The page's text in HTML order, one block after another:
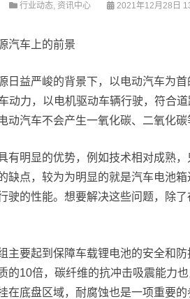
行业动态, 资讯中心 2021年12月28日
汽车上的前景
日益严峻的背景下，以电动汽车为
动力，以电机驱动车辆行驶，符合
动汽车不会产生一氧化碳、二氧化
有明显的优势，例如技术相对成熟
缺点，较为为明显的就是汽车电池
驶的性能。想要解决这些问题，除
主要起到保障车载锂电池的安全和
的10倍，碳纤维的抗冲击吸震能力
在底盘区域，耐腐蚀也是一项重要